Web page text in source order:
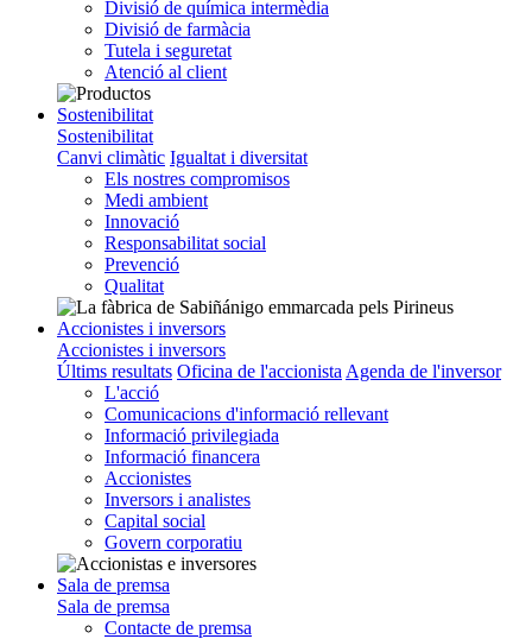
Divisió de química intermèdia
Divisió de farmàcia
Tutela i seguretat
Atenció al client
Sostenibilitat
Sostenibilitat
Canvi climàtic Igualtat i diversitat
Els nostres compromisos
Medi ambient
Innovació
Responsabilitat social
Prevenció
Qualitat
Accionistes i inversors
Accionistes i inversors
Últims resultats Oficina de l'accionista Agenda de l'inversor
L'acció
Comunicacions d'informació rellevant
Informació privilegiada
Informació financera
Accionistes
Inversors i analistes
Capital social
Govern corporatiu
Sala de premsa
Sala de premsa
Contacte de premsa